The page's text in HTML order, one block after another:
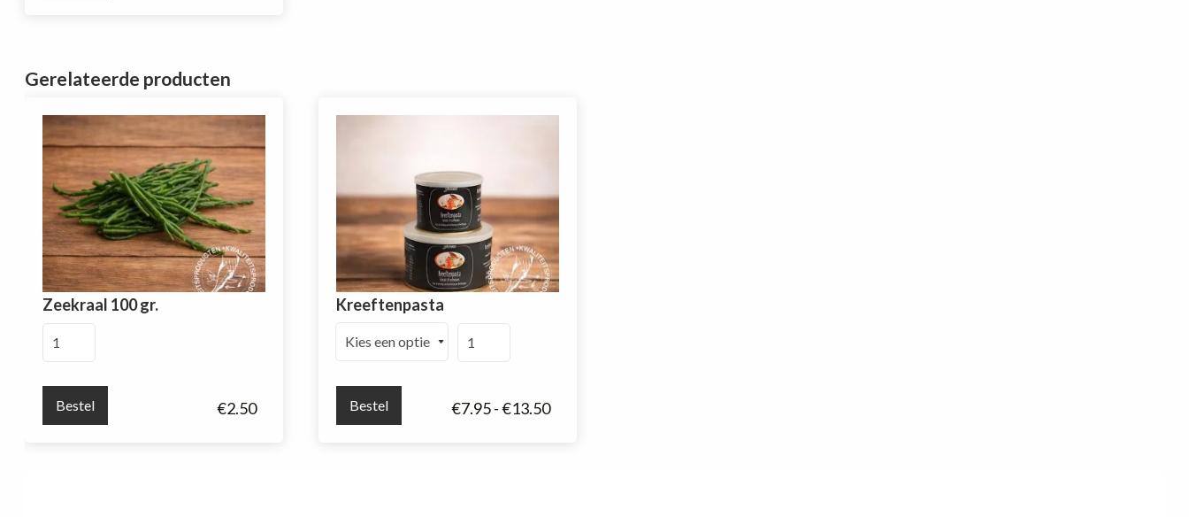
Gerelateerde producten
Zeekraal 100 gr.
€2.50
aantal
Bestel
Kreeftenpasta
€7.95-€13.50Prijsklasse:
Bestel